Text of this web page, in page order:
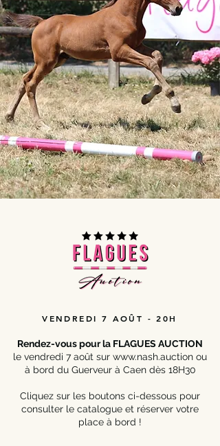
VENDREDI 7 AOÛT - 20H
Rendez-vous pour la FLAGUES AUCTION
le vendredi 7 août sur www.nash.auction ou
à bord du Guerveur à Caen dès 18H30
Cliquez sur les boutons ci-dessous pour
consulter le catalogue et réserver votre
place à bord !